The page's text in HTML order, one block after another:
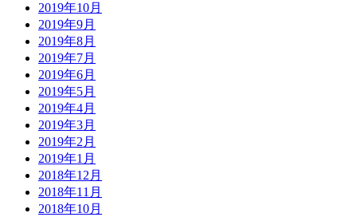
2019年10月
2019年9月
2019年8月
2019年7月
2019年6月
2019年5月
2019年4月
2019年3月
2019年2月
2019年1月
2018年12月
2018年11月
2018年10月